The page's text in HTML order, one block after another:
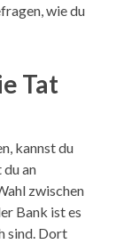
wie du
Tat
kannst du
an
zwischen
Bank ist es
sind. Dort